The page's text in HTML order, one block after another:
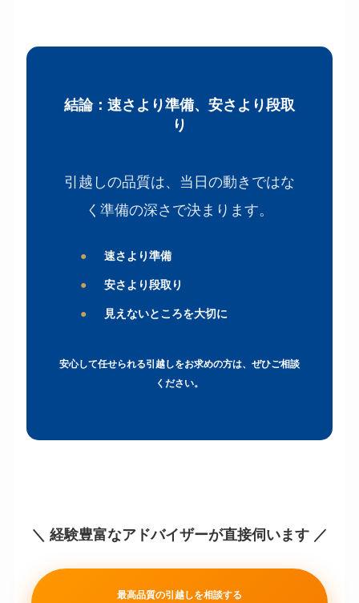
結論：速さより準備、安さより段取
り
引越しの品質は、当日の動きではな
く準備の深さで決まります。
速さより準備
安さより段取り
見えないところを大切に
安心して任せられる引越しをお求めの方は、ぜひご相談
ください。
＼ 経験豊富なアドバイザーが直接伺います ／
最高品質の引越しを相談する